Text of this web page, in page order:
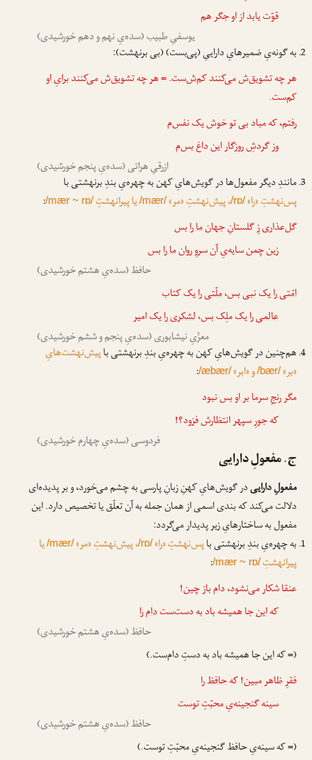
قوّت یابد از او جگر هم
یوسفیِ طبیب (سده‌یِ نهم و دهم خورشیدی)
به گونه‌یِ ضمیرهایِ داراییِ (پی‌بست) (بی برنهشت):
هر چه تشویق‌ش می‌کنند کم‌ش‌ست. = هر چه تشویق‌ش می‌کنندبرایِ او
کم‌ست.
رفتم، که مباد بی تو خوش یک نفس‌م
وز گردشِ روزگار این داغ بس‌م
ازرقیِ هراتی (سده‌یِ پنجم خورشیدی)
مانندِ دیگر مفعول‌ها در گویش‌هایِ کهن به چهره‌یِ بندِ برنهشتی با
پس‌نهشتِ «را»/rɒ/، پیش‌نهشتِ «مر»/mær/یا پیرانهشتِ/mær ~ rɒ/
:
گل‌عذاری زِ گلستانِ جهانما رابس
زین چمن سایه‌یِ آن سروِ ر‌وانما رابس
حافظ (سده‌یِ هشتم خورشیدی)
امّتی رایک نبی بس،ملّتی رایک کتاب
عالمی رایک ملِک بس،لشکری رایک امیر
معزّیِ نیشابوری (سده‌یِ پنجم و ششم خورشیدی)
هم‌چنین در گویش‌هایِ کهن به چهره‌یِ بندِ برنهشتی باپیش‌نهشت‌هایِ
«بر»/bær/و «ابر»/æbær/
:
مگر رنجِ سرمابر اوبس نبود
که جورِ سپهر انتظارش فزود؟!
فردوسی (سده‌یِ چهارم خورشیدی)
ج. مفعولِ دارایی
مفعولِ داراییدر گویش‌هایِ کهنِ زبانِ پارسی به چشم می‌خورد، و بر پدیده‌ای
دلالت می‌کند که بندی اسمی از همان جمله به آن تعلّق یا تخصیص دارد. این
مفعول به ساختارهایِ زیر پدیدار می‌گردد:
به چهره‌یِ بندِ برنهشتی باپس‌نهشتِ «را»/rɒ/، پیش‌نهشتِ «مر»/mær/یا
پیرانهشتِ/mær ~ rɒ/
:
عنقا شکار می‌نشود، دام باز چین!
که این جا همیشه باد به دست‌ستدام را
حافظ (سده‌یِ هشتم خورشیدی)
(= که این جا همیشه باد به دستِ دام‌ست.)
فقرِ ظاهر مبین! کهحافظ را
سینه گنجینه‌یِ محبّتِ توست
حافظ (سده‌یِ هشتم خورشیدی)
(= که سینه‌یِ حافظ گنجینه‌یِ محبّتِ توست.)